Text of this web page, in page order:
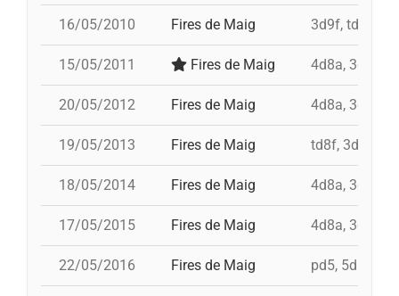
16/05/2010 Fires de Maig 3d9f, td8f,
15/05/2011 Fires de Maig 4d8a, 3d9f,
20/05/2012 Fires de Maig 4d8a, 3d9f,
19/05/2013 Fires de Maig td8f, 3d9f,
18/05/2014 Fires de Maig 4d8a, 3d9f,
17/05/2015 Fires de Maig 4d8a, 3d9f,
22/05/2016 Fires de Maig pd5, 5d8,